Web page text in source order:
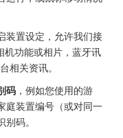
装置设定，允许我们接
机功能或相片，蓝牙讯
相关资讯。
码 ，例如您使⽤的游
庭装置编号（或对同⼀
码。